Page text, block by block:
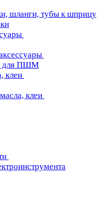
шланги, тубы к шприцу
для ПШМ
клеи
клеи